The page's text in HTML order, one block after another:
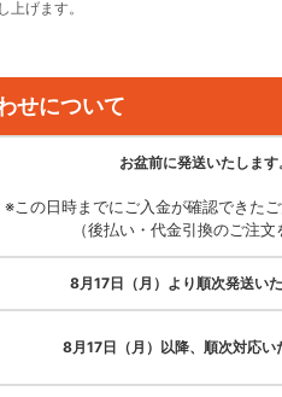
げます。
せについて
お盆前に発送いたします。
※この日時までにご入金が確認できたご
（後払い・代金引換のご注文
8月17日（月）より順次発送いた
8月17日（月）以降、順次対応い